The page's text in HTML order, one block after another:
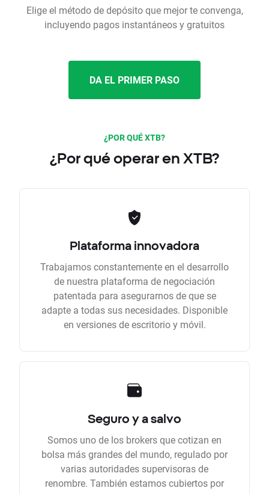
Elige el método de depósito que mejor te convenga,
incluyendo pagos instantáneos y gratuitos
DA EL PRIMER PASO
¿POR QUÉ XTB?
¿Por qué operar en XTB?
Plataforma innovadora
Trabajamos constantemente en el desarrollo
de nuestra plataforma de negociación
patentada para asegurarnos de que se
adapte a todas sus necesidades. Disponible
en versiones de escritorio y móvil.
Seguro y a salvo
Somos uno de los brokers que cotizan en
bolsa más grandes del mundo, regulado por
varias autoridades supervisoras de
renombre. También estamos cubiertos por